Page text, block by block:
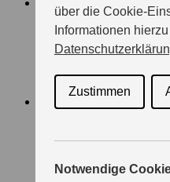
über die Cookie-
Informationen
Zustimmen
Notwendige
AKTUELLE
BERATUNG
ANGEBOT
X-ITE
LIEFERDIENSTE
FAHRSCHULEN